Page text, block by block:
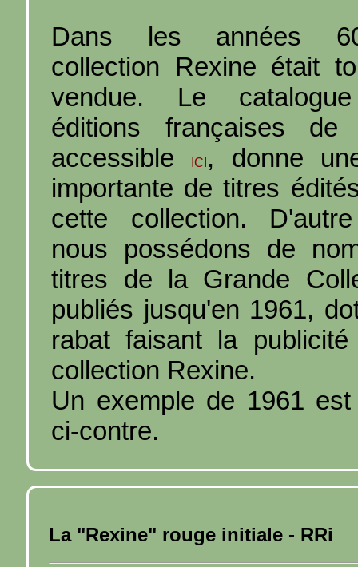
Dans les années
collection Rexine était
vendue. Le
éditions françaises de
accessible
ICI , donne
importante de titres
cette collection.
nous possédons de
titres de la Grande
publiés jusqu'en 1961,
rabat faisant la
collection Rexine.
Un exemple de 1961
ci-contre.
La "Rexine" rouge initiale - RRi